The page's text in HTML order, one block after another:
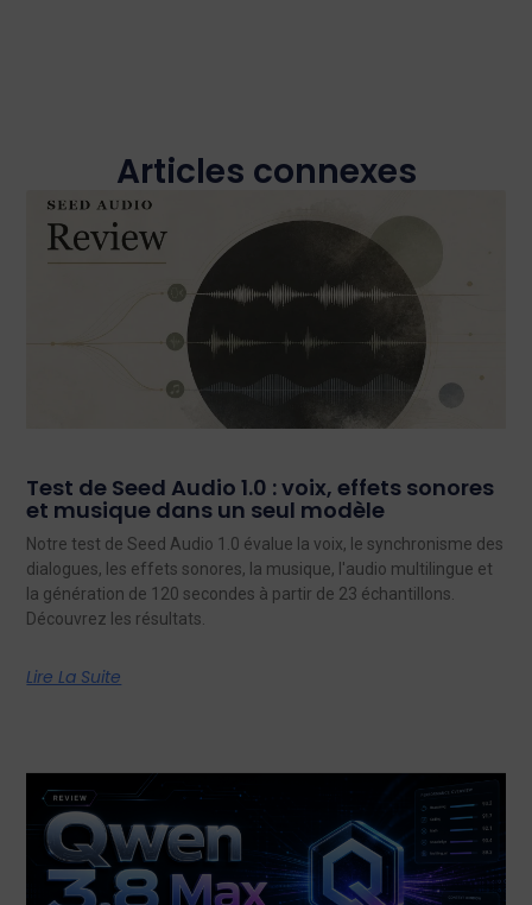
Articles connexes
Test de Seed Audio 1.0 : voix, effets sonores
et musique dans un seul modèle
Notre test de Seed Audio 1.0 évalue la voix, le synchronisme des
dialogues, les effets sonores, la musique, l'audio multilingue et
la génération de 120 secondes à partir de 23 échantillons.
Découvrez les résultats.
Lire La Suite